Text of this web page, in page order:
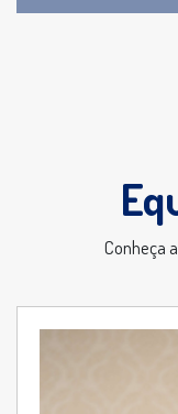
Conheça